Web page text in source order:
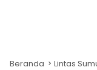
Beranda Lintas